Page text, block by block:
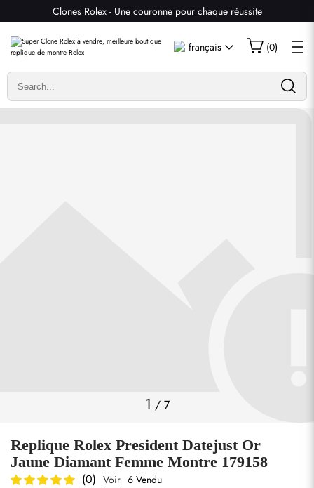
Clones Rolex - Une couronne pour chaque réussite
français (0)
1 / 7
Replique Rolex President Datejust Or
Jaune Diamant Femme Montre 179158
(0) Voir 6 Vendu
Écrire un commentaire
Seuls les clients ayant acheté cet article sont autorisés à
laisser un commentaire.
Évaluation